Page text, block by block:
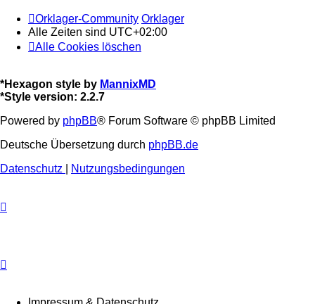
Orklager-Community Orklager
Alle Zeiten sind UTC+02:00
Alle Cookies löschen
*Hexagon style by MannixMD
*Style version: 2.2.7
Powered by phpBB® Forum Software © phpBB Limited
Deutsche Übersetzung durch phpBB.de
Datenschutz
Nutzungsbedingungen